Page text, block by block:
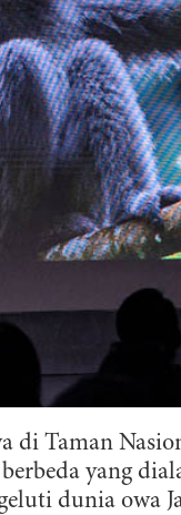
di Taman
yang
dunia owa